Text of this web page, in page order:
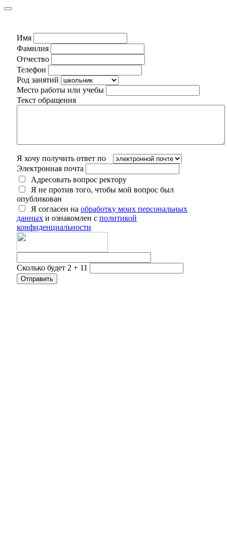
Имя
Фамилия
Отчество
Телефон
Род занятий
Место работы или учебы
Текст обращения
Я хочу получить ответ по
Электронная почта
Адресовать вопрос ректору
Я не против того, чтобы мой вопрос был
опубликован
Я согласен на обработку моих персональных
данных и ознакомлен с политикой
конфиденциальности
Сколько будет 2 + 11